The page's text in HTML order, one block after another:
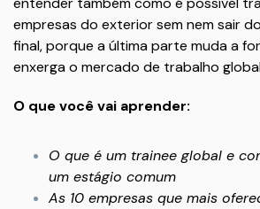
empresas do exterior sem nem sair
final, porque a última parte muda a
enxerga o mercado de trabalho
O que você vai aprender:
O que é um trainee global e
um estágio comum
As 10 empresas que mais